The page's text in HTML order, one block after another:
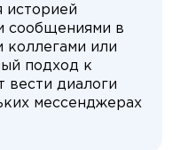
историей
сообщениями в
коллегами или
подход к
вести диалоги
мессенджерах